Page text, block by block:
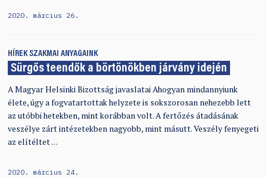
2020. március 26.
HÍREK SZAKMAI ANYAGAINK
Sürgős teendők a börtönökben járvány idején
A Magyar Helsinki Bizottság javaslatai Ahogyan mindannyiunk
élete, úgy a fogvatartottak helyzete is sokszorosan nehezebb lett
az utóbbi hetekben, mint korábban volt. A fertőzés átadásának
veszélye zárt intézetekben nagyobb, mint másutt. Veszély fenyegeti
az elítéltet …
2020. március 24.